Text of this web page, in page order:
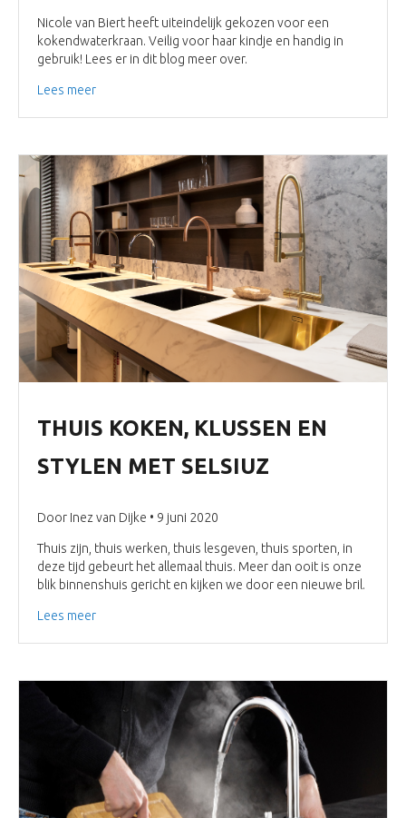
Nicole van Biert heeft uiteindelijk gekozen voor een
kokendwaterkraan. Veilig voor haar kindje en handig in
gebruik! Lees er in dit blog meer over.
Lees meer
THUIS KOKEN, KLUSSEN EN
STYLEN MET SELSIUZ
Door Inez van Dijke • 9 juni 2020
Thuis zijn, thuis werken, thuis lesgeven, thuis sporten, in
deze tijd gebeurt het allemaal thuis. Meer dan ooit is onze
blik binnenshuis gericht en kijken we door een nieuwe bril.
Lees meer